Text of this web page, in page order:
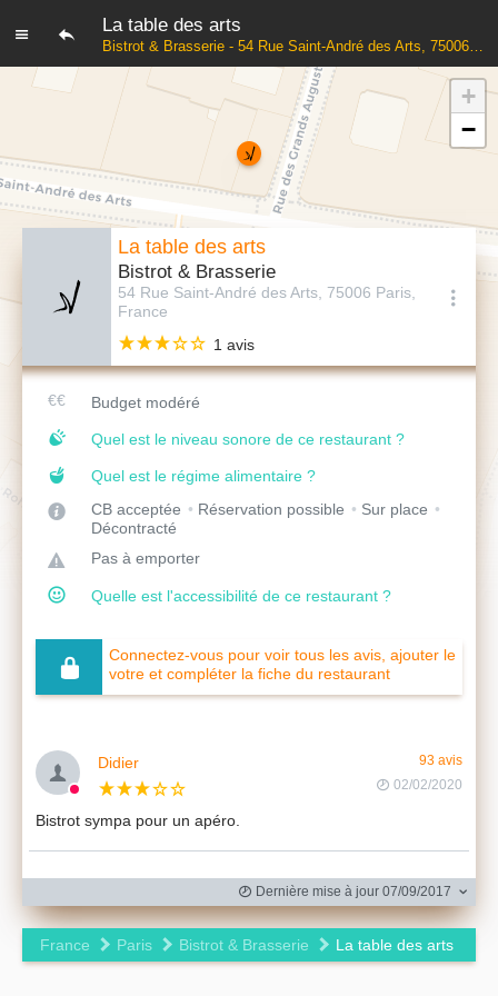
La table des arts
Bistrot & Brasserie - 54 Rue Saint-André des Arts, 75006 Paris, France
La table des arts
Bistrot & Brasserie
54 Rue Saint-André des Arts, 75006 Paris,
France
1 avis
Budget modéré
Quel est le niveau sonore de ce restaurant ?
Quel est le régime alimentaire ?
CB acceptée
Réservation possible
Sur place
Décontracté
Pas à emporter
Quelle est l'accessibilité de ce restaurant ?
Connectez-vous pour voir tous les avis, ajouter le
votre et compléter la fiche du restaurant
Didier
93 avis
02/02/2020
Bistrot sympa pour un apéro.
Dernière mise à jour 07/09/2017
France Paris Bistrot & Brasserie La table des arts
+
−